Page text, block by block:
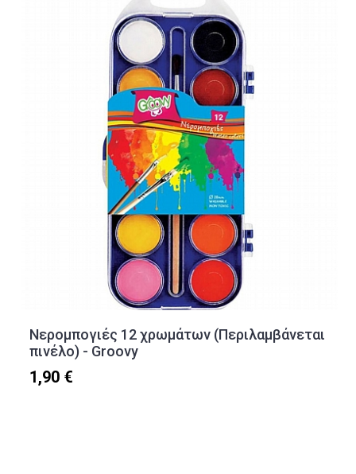
Νερομπογιές 12 χρωμάτων (Περιλαμβάνεται
πινέλο) - Groovy
1,90 €